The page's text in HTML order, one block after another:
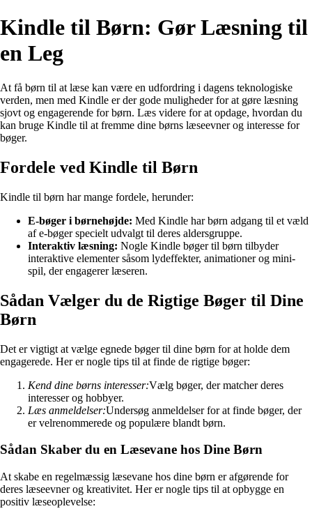
Kindle til Børn: Gør Læsning til
en Leg
At få børn til at læse kan være en udfordring i dagens teknologiske
verden, men med Kindle er der gode muligheder for at gøre læsning
sjovt og engagerende for børn. Læs videre for at opdage, hvordan du
kan bruge Kindle til at fremme dine børns læseevner og interesse for
bøger.
Fordele ved Kindle til Børn
Kindle til børn har mange fordele, herunder:
E-bøger i børnehøjde: Med Kindle har børn adgang til et væld
af e-bøger specielt udvalgt til deres aldersgruppe.
Interaktiv læsning: Nogle Kindle bøger til børn tilbyder
interaktive elementer såsom lydeffekter, animationer og mini-
spil, der engagerer læseren.
Sådan Vælger du de Rigtige Bøger til Dine
Børn
Det er vigtigt at vælge egnede bøger til dine børn for at holde dem
engagerede. Her er nogle tips til at finde de rigtige bøger:
Kend dine børns interesser:Vælg bøger, der matcher deres
interesser og hobbyer.
Læs anmeldelser:Undersøg anmeldelser for at finde bøger, der
er velrenommerede og populære blandt børn.
Sådan Skaber du en Læsevane hos Dine Børn
At skabe en regelmæssig læsevane hos dine børn er afgørende for
deres læseevner og kreativitet. Her er nogle tips til at opbygge en
positiv læseoplevelse: